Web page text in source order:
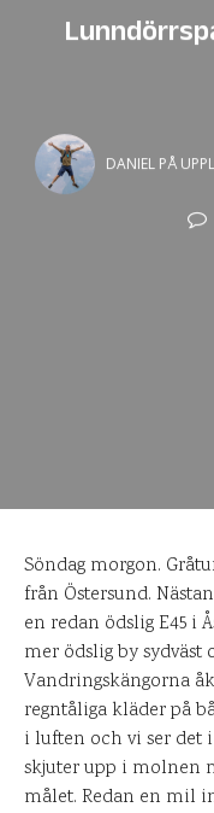
DANIEL PÅ
Söndag morgon.
från Östersund.
en redan ödslig E45 i
mer ödslig by sydväst
Vandringskängorna
regntåliga kläder på
i luften och vi ser det
skjuter upp i molnen
målet. Redan en mil